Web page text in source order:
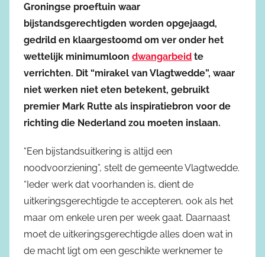
Groningse proeftuin waar
bijstandsgerechtigden worden opgejaagd,
gedrild en klaargestoomd om ver onder het
wettelijk minimumloon dwangarbeid te
verrichten. Dit “mirakel van Vlagtwedde”, waar
niet werken niet eten betekent, gebruikt
premier Mark Rutte als inspiratiebron voor de
richting die Nederland zou moeten inslaan.
“Een bijstandsuitkering is altijd een
noodvoorziening”, stelt de gemeente Vlagtwedde.
“Ieder werk dat voorhanden is, dient de
uitkeringsgerechtigde te accepteren, ook als het
maar om enkele uren per week gaat. Daarnaast
moet de uitkeringsgerechtigde alles doen wat in
de macht ligt om een geschikte werknemer te